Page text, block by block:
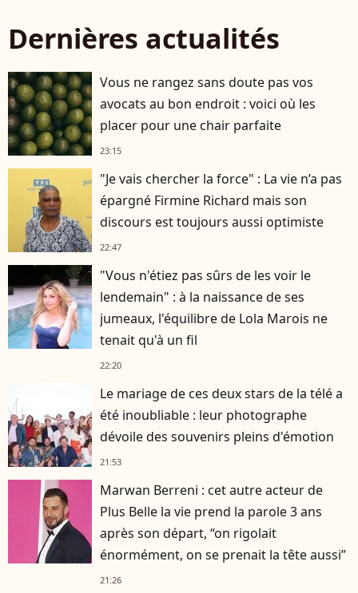
Dernières actualités
Vous ne rangez sans doute pas vos
avocats au bon endroit : voici où les
placer pour une chair parfaite
23:15
"Je vais chercher la force" : La vie n’a pas
épargné Firmine Richard mais son
discours est toujours aussi optimiste
22:47
"Vous n'étiez pas sûrs de les voir le
lendemain" : à la naissance de ses
jumeaux, l'équilibre de Lola Marois ne
tenait qu'à un fil
22:20
Le mariage de ces deux stars de la télé a
été inoubliable : leur photographe
dévoile des souvenirs pleins d'émotion
21:53
Marwan Berreni : cet autre acteur de
Plus Belle la vie prend la parole 3 ans
après son départ, “on rigolait
énormément, on se prenait la tête aussi”
21:26